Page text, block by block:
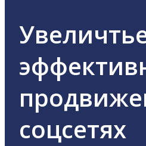
соцсетях